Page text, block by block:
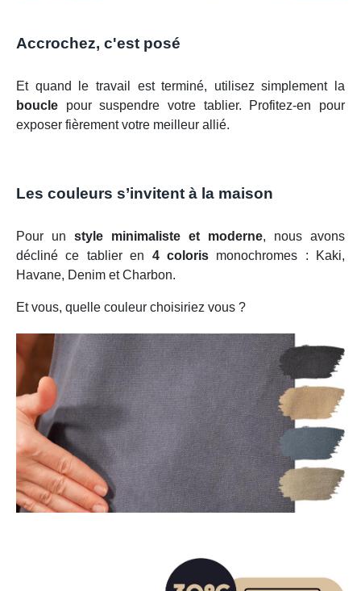
Accrochez, c'est posé
Et quand le travail est terminé, utilisez simplement la
boucle pour suspendre votre tablier. Profitez-en pour
exposer fièrement votre meilleur allié.
Les couleurs s’invitent à la maison
Pour un style minimaliste et moderne, nous avons
décliné ce tablier en 4 colorismonochromes : Kaki,
Havane, Denim et Charbon.
Et vous, quelle couleur choisiriez vous ?